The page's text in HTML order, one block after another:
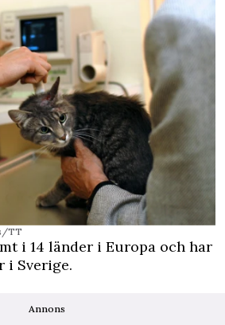
TT
i 14 länder i Europa och har
i Sverige.
Annons